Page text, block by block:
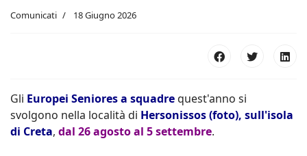
Comunicati 18 Giugno 2026
Gli Europei Seniores a squadrequest'anno si
svolgono nella località di Hersonissos (foto), sull'isola
di Creta, dal 26 agosto al 5 settembre.